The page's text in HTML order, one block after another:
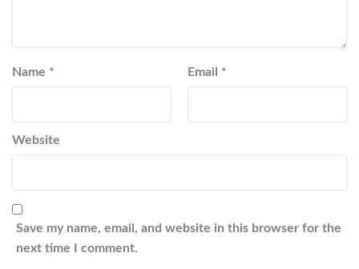
Name * Email *
Website
Save my name, email, and website in this browser for the
next time I comment.